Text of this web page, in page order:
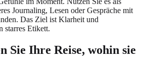
Journaling, Lesen oder Gespräche mit
Das Ziel ist Klarheit und
starres Etikett.
Sie Ihre Reise, wohin sie